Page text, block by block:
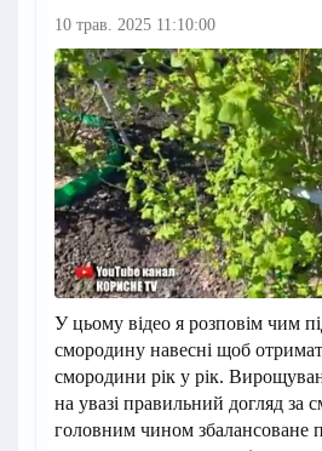
10 трав. 2025 11:10:00
У цьому відео я розповім чим
смородину навесні щоб
смородини рік у рік.
на увазі правильний догляд за
головним чином збалансоване